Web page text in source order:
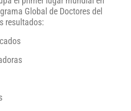
Global de Doctores del
resultados: